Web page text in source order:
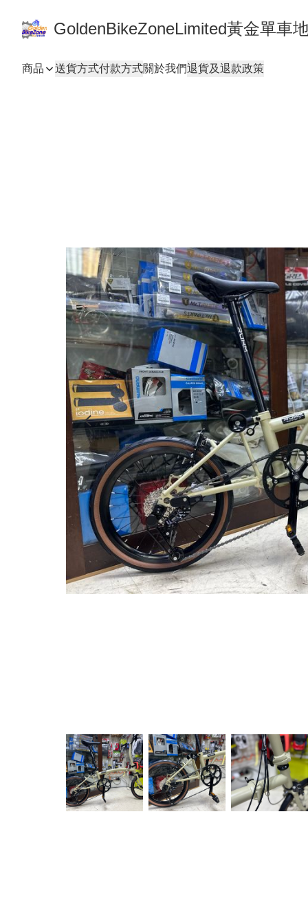
GoldenBikeZoneLimited黃金單車
商品 送貨方式付款方式關於我們退貨及退款政策